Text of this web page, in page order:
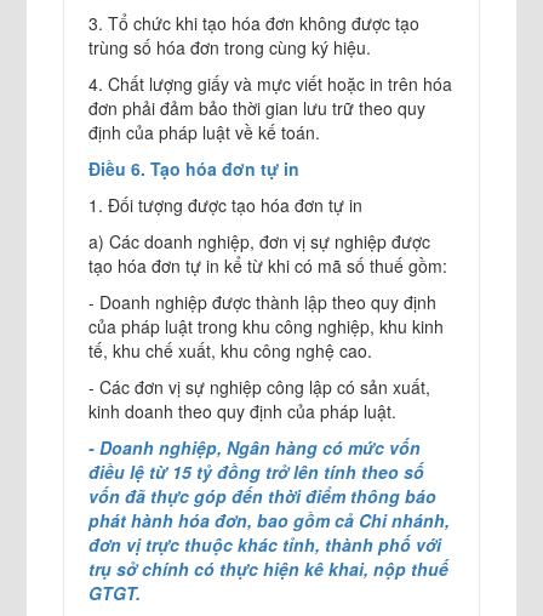
3. Tổ chức khi tạo hóa đơn không được tạo
trùng số hóa đơn trong cùng ký hiệu.
4. Chất lượng giấy và mực viết hoặc in trên hóa
đơn phải đảm bảo thời gian lưu trữ theo quy
định của pháp luật về kế toán.
Điều 6. Tạo hóa đơn tự in
1. Đối tượng được tạo hóa đơn tự in
a) Các doanh nghiệp, đơn vị sự nghiệp được
tạo hóa đơn tự in kể từ khi có mã số thuế gồm:
- Doanh nghiệp được thành lập theo quy định
của pháp luật trong khu công nghiệp, khu kinh
tế, khu chế xuất, khu công nghệ cao.
- Các đơn vị sự nghiệp công lập có sản xuất,
kinh doanh theo quy định của pháp luật.
- Doanh nghiệp, Ngân hàng có mức vốn
điều lệ từ 15 tỷ đồng trở lên tính theo số
vốn đã thực góp đến thời điểm thông báo
phát hành hóa đơn, bao gồm cả Chi nhánh,
đơn vị trực thuộc khác tỉnh, thành phố với
trụ sở chính có thực hiện kê khai, nộp thuế
GTGT.